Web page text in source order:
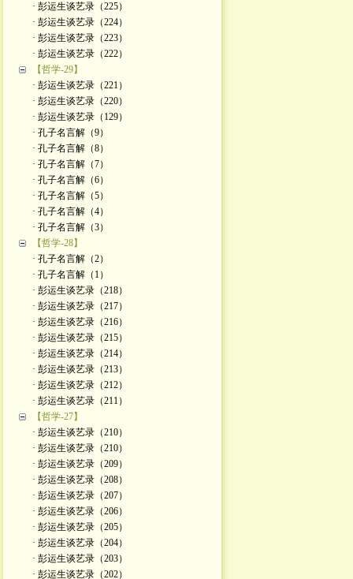
· 彭运生谈艺录（225）
· 彭运生谈艺录（224）
· 彭运生谈艺录（223）
· 彭运生谈艺录（222）
【哲学-29】
· 彭运生谈艺录（221）
· 彭运生谈艺录（220）
· 彭运生谈艺录（129）
· 孔子名言解（9）
· 孔子名言解（8）
· 孔子名言解（7）
· 孔子名言解（6）
· 孔子名言解（5）
· 孔子名言解（4）
· 孔子名言解（3）
【哲学-28】
· 孔子名言解（2）
· 孔子名言解（1）
· 彭运生谈艺录（218）
· 彭运生谈艺录（217）
· 彭运生谈艺录（216）
· 彭运生谈艺录（215）
· 彭运生谈艺录（214）
· 彭运生谈艺录（213）
· 彭运生谈艺录（212）
· 彭运生谈艺录（211）
【哲学-27】
· 彭运生谈艺录（210）
· 彭运生谈艺录（210）
· 彭运生谈艺录（209）
· 彭运生谈艺录（208）
· 彭运生谈艺录（207）
· 彭运生谈艺录（206）
· 彭运生谈艺录（205）
· 彭运生谈艺录（204）
· 彭运生谈艺录（203）
· 彭运生谈艺录（202）